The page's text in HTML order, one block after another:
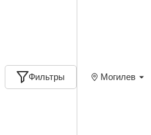
Фильтры Могилев